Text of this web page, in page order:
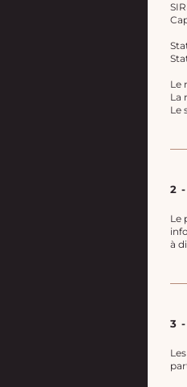
Le
La
Le
2
Le
à
3 -